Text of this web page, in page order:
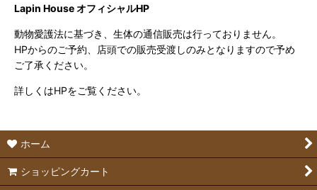
Lapin House オフィシャルHP
動物愛護法に基づき、生体の通信販売は行っておりません。
HPからのご予約、店頭での販売受渡しのみとなりますので予め
ご了承ください。
詳しくはHPをご覧ください。
ホーム
ショッピングカート